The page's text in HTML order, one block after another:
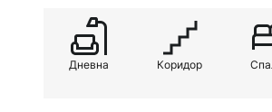
Дневна Коридор